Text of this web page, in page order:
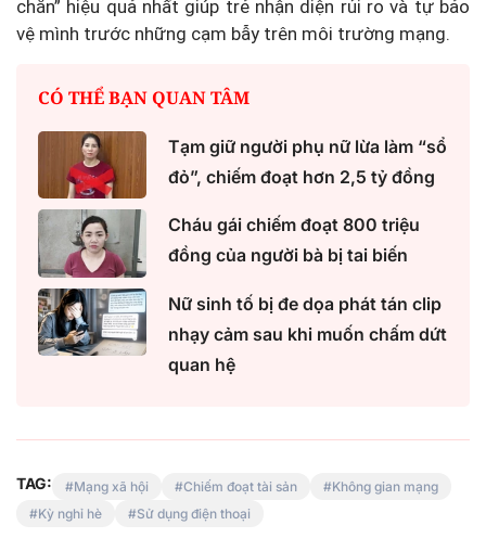
chắn” hiệu quả nhất giúp trẻ nhận diện rủi ro và tự bảo
vệ mình trước những cạm bẫy trên môi trường mạng.
CÓ THỂ BẠN QUAN TÂM
Tạm giữ người phụ nữ lừa làm “sổ
đỏ”, chiếm đoạt hơn 2,5 tỷ đồng
Cháu gái chiếm đoạt 800 triệu
đồng của người bà bị tai biến
Nữ sinh tố bị đe dọa phát tán clip
nhạy cảm sau khi muốn chấm dứt
quan hệ
TAG: Mạng xã hội Chiếm đoạt tài sản
Không gian mạng
Kỳ nghỉ hè
Sử dụng điện thoại